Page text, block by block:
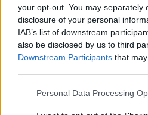
your opt-out. You may separately
disclosure of your personal
IAB’s list of downstream
also be disclosed by us to third
Downstream Participants that
Personal Data Processing
Krónika
A Majka-
csúcsa,